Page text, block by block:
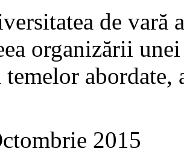
de vară
orga­nizării
abordate,
2015